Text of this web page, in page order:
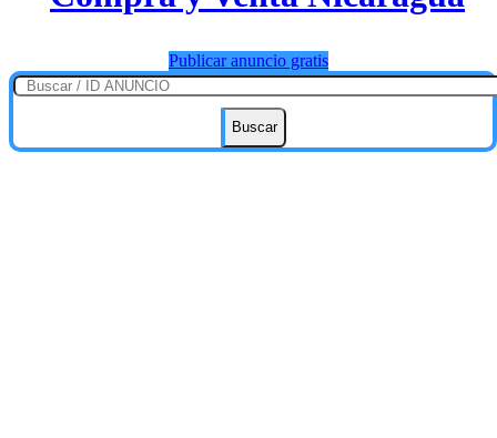
Publicar anuncio gratis
Buscar